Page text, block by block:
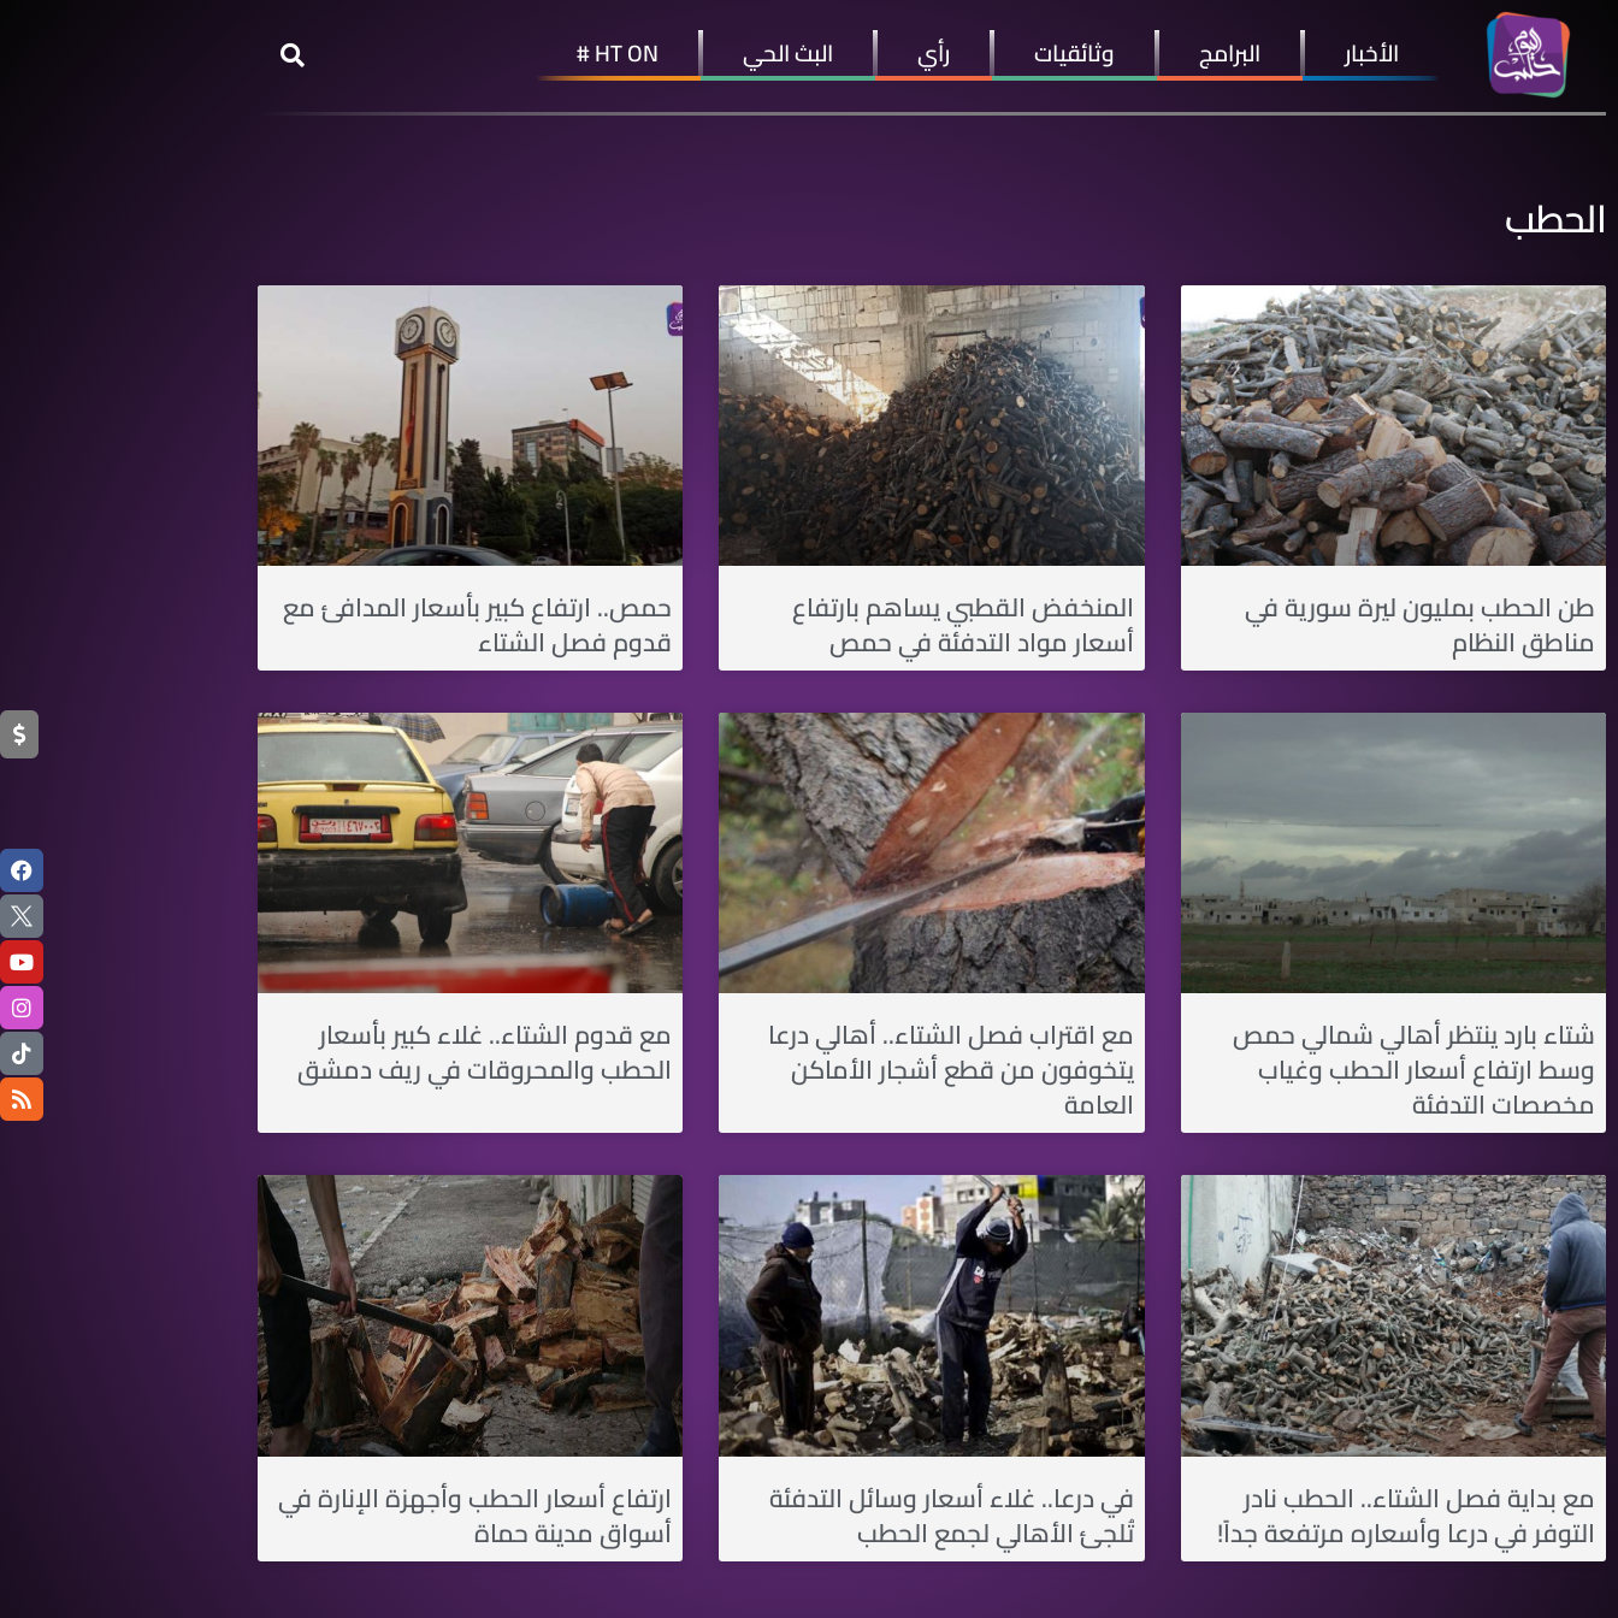
الأخبار البرامج وثائقيات رأي البث الحي HT ON #
الحطب
طن الحطب بمليون ليرة سورية في
مناطق النظام
المنخفض القطبي يساهم بارتفاع
أسعار مواد التدفئة في حمص
حمص.. ارتفاع كبير بأسعار المدافئ مع
قدوم فصل الشتاء
شتاء بارد ينتظر أهالي شمالي حمص
وسط ارتفاع أسعار الحطب وغياب
مخصصات التدفئة
مع اقتراب فصل الشتاء.. أهالي درعا
يتخوفون من قطع أشجار الأماكن
العامة
مع قدوم الشتاء.. غلاء كبير بأسعار
الحطب والمحروقات في ريف دمشق
مع بداية فصل الشتاء.. الحطب نادر
التوفر في درعا وأسعاره مرتفعة جداً!
في درعا.. غلاء أسعار وسائل التدفئة
تُلجئ الأهالي لجمع الحطب
ارتفاع أسعار الحطب وأجهزة الإنارة في
أسواق مدينة حماة